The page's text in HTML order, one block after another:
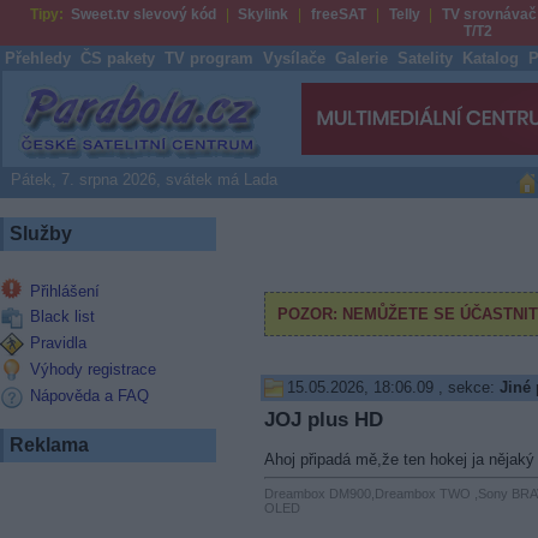
Tipy: Sweet.tv slevový kód Skylink freeSAT Telly
TV srovnávač
T/T2
Přehledy ČS pakety TV program Vysílače Galerie Satelity Katalog
Parabola.cz
Pátek, 7. srpna 2026, svátek má Lada
Služby
Přihlášení
Black list
Pravidla
Výhody registrace
Nápověda a FAQ
Reklama
15.05.2026, 18:06.09 , sekce: Jiné
JOJ plus HD
Ahoj připadá mě,že ten hokej ja
Dreambox DM900,Dreambox TWO ,Sony
OLED